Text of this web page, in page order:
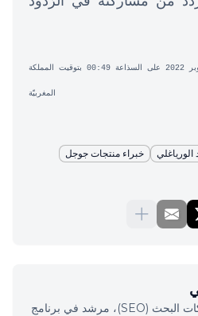
تاريخ آخر تعديل: الاثنين 3 أكتوبر 2022 على السذاعة 00:49 بتوقيت المملكة
المغربيّة
خبراء منتجات جوجل
خبير تحسين محرّكات البحث (SEO)، مرشد في برنامج